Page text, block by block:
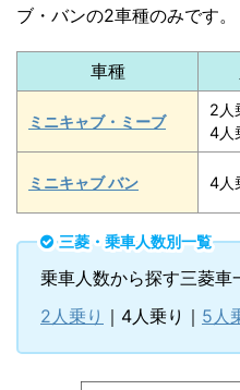
ブ・バンの2車種のみです。
車種
ミニキャブ・ミーブ
2人
4人
ミニキャブ バン 4人
三菱・乗車人数別一覧
乗車人数から探す三菱
2人乗り ｜4人乗り｜ 5人